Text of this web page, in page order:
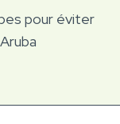
pour éviter